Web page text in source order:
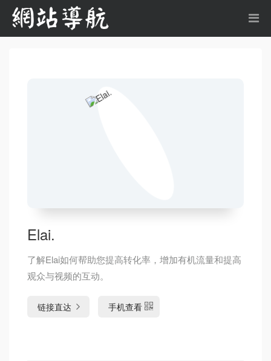
Elai.
了解Elai如何帮助您提高转化率，增加有机流量和提高
观众与视频的互动。
链接直达 手机查看